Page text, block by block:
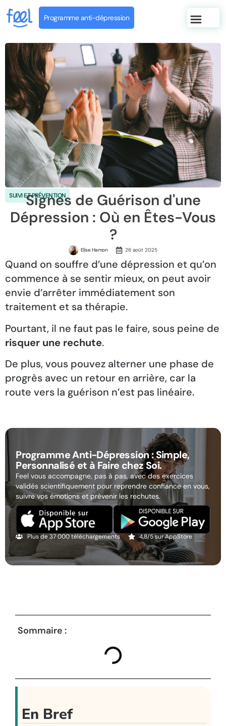
Programme anti-dépression
SUIVI ET PRÉVENTION
Signes de Guérison d'une
Dépression : Où en Êtes-Vous
?
Elise Hamon 26 août 2025
Quand on souffre d’une dépression et qu’on
commence à se sentir mieux, on peut avoir
envie d’arrêter immédiatement son
traitement et sa thérapie.
Pourtant, il ne faut pas le faire, sous peine de
risquer une rechute.
De plus, vous pouvez alterner une phase de
progrès avec un retour en arrière, car la
route vers la guérison n’est pas linéaire.
Programme Anti-Dépression : Simple,
Personnalisé et à Faire chez Soi.
Feel vous accompagne, pas à pas, avec des exercices
validés scientifiquement pour reprendre confiance en vous,
suivre vos émotions et prévenir les rechutes.
Plus de 37 000 téléchargements 4,8/5 sur AppStore
Sommaire :
En Bref